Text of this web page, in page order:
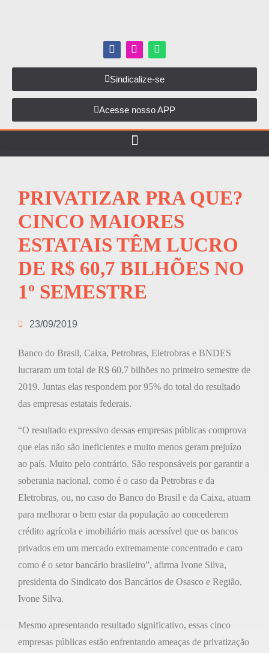
Sindicalize-se
Acesse nosso APP
PRIVATIZAR PRA QUE?
CINCO MAIORES
ESTATAIS TÊM LUCRO
DE R$ 60,7 BILHÕES NO
1º SEMESTRE
23/09/2019
Banco do Brasil, Caixa, Petrobras, Eletrobras e BNDES
lucraram um total de R$ 60,7 bilhões no primeiro semestre de
2019. Juntas elas respondem por 95% do total do resultado
das empresas estatais federais.
“O resultado expressivo dessas empresas públicas comprova
que elas não são ineficientes e muito menos geram prejuízo
ao país. Muito pelo contrário. São responsáveis por garantir a
soberania nacional, como é o caso da Petrobras e da
Eletrobras, ou, no caso do Banco do Brasil e da Caixa, atuam
para melhorar o bem estar da população ao concederem
crédito agrícola e imobiliário mais acessível que os bancos
privados em um mercado extremamente concentrado e caro
como é o setor bancário brasileiro”, afirma Ivone Silva,
presidenta do Sindicato dos Bancários de Osasco e Região,
Ivone Silva.
Mesmo apresentando resultado significativo, essas cinco
empresas públicas estão enfrentando ameaças de privatização